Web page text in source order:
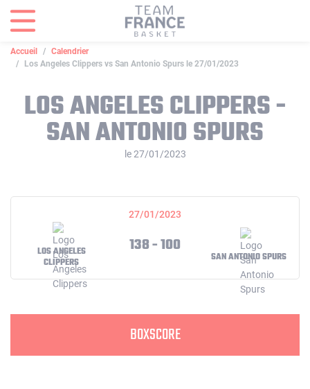
Accueil
Calendrier
Los Angeles Clippers vs San Antonio Spurs le 27/01/2023
LOS ANGELES CLIPPERS -
SAN ANTONIO SPURS
le 27/01/2023
27/01/2023
LOS ANGELES
CLIPPERS
138 - 100
SAN ANTONIO SPURS
BOXSCORE
Panneau de gestion des cookies